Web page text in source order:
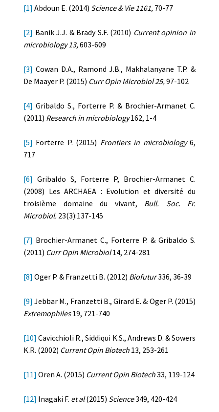
[1] Abdoun E. (2014) Science & Vie 1161, 70-77
[2] Banik J.J. & Brady S.F. (2010) Current opinion in
microbiology 13,603-609
[3] Cowan D.A., Ramond J.B., Makhalanyane T.P. &
De Maayer P. (2015) Curr Opin Microbiol 25,97-102
[4] Gribaldo S., Forterre P. & Brochier-Armanet C.
(2011) Research in microbiology162, 1-4
[5] Forterre P. (2015) Frontiers in microbiology6,
717
[6] Gribaldo S, Forterre P, Brochier-Armanet C.
(2008) Les ARCHAEA : Evolution et diversité du
troisième domaine du vivant, Bull. Soc. Fr.
Microbiol. 23(3):137-145
[7] Brochier-Armanet C., Forterre P. & Gribaldo S.
(2011) Curr Opin Microbiol14, 274-281
[8] Oger P. & Franzetti B. (2012) Biofutur336, 36-39
[9] Jebbar M., Franzetti B., Girard E. & Oger P. (2015)
Extremophiles19, 721-740
[10] Cavicchioli R., Siddiqui K.S., Andrews D. & Sowers
K.R. (2002) Current Opin Biotech 13, 253-261
[11] Oren A. (2015) Current Opin Biotech33, 119-124
[12] Inagaki F. et al(2015) Science349, 420-424